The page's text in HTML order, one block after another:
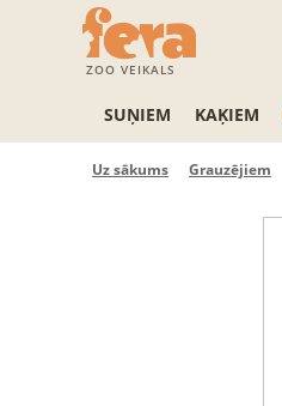
ZOO VEIKALS
SUŅIEM KAĶIEM
Uz sākums Grauzējiem